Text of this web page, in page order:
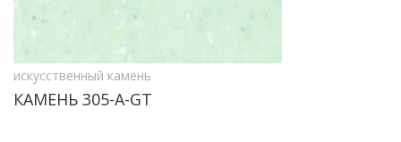
искусственный камень
КАМЕНЬ 305-A-GT